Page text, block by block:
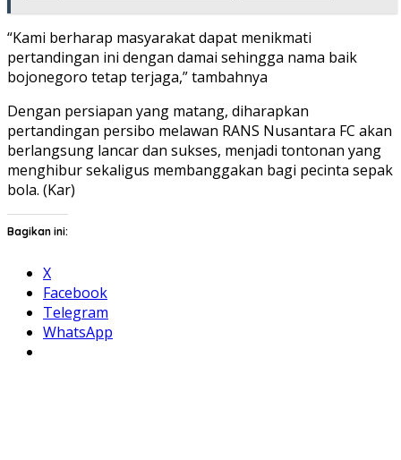
“Kami berharap masyarakat dapat menikmati
pertandingan ini dengan damai sehingga nama baik
bojonegoro tetap terjaga,” tambahnya
Dengan persiapan yang matang, diharapkan
pertandingan persibo melawan RANS Nusantara FC akan
berlangsung lancar dan sukses, menjadi tontonan yang
menghibur sekaligus membanggakan bagi pecinta sepak
bola. (Kar)
Bagikan ini:
X
Facebook
Telegram
WhatsApp